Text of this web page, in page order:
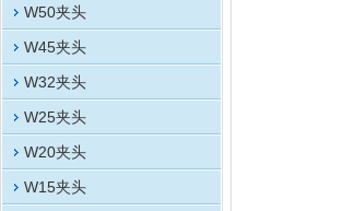
W50夹头
W45夹头
W32夹头
W25夹头
W20夹头
W15夹头